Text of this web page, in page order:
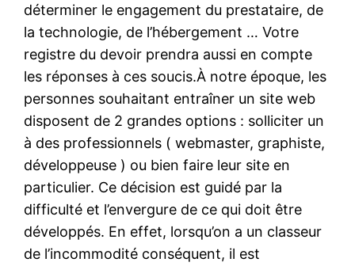
déterminer le engagement du prestataire, de
la technologie, de l’hébergement … Votre
registre du devoir prendra aussi en compte
les réponses à ces soucis.À notre époque, les
personnes souhaitant entraîner un site web
disposent de 2 grandes options : solliciter un
à des professionnels ( webmaster, graphiste,
développeuse ) ou bien faire leur site en
particulier. Ce décision est guidé par la
difficulté et l’envergure de ce qui doit être
développés. En effet, lorsqu’on a un classeur
de l’incommodité conséquent, il est